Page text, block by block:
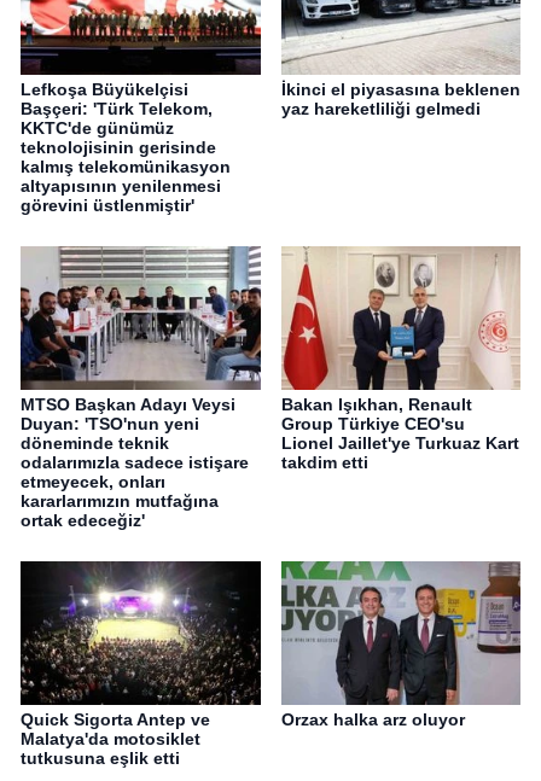
Lefkoşa Büyükelçisi
Başçeri: 'Türk Telekom,
KKTC'de günümüz
teknolojisinin gerisinde
kalmış telekomünikasyon
altyapısının yenilenmesi
görevini üstlenmiştir'
İkinci el piyasasına beklenen
yaz hareketliliği gelmedi
MTSO Başkan Adayı Veysi
Duyan: 'TSO'nun yeni
döneminde teknik
odalarımızla sadece istişare
etmeyecek, onları
kararlarımızın mutfağına
ortak edeceğiz'
Bakan Işıkhan, Renault
Group Türkiye CEO'su
Lionel Jaillet'ye Turkuaz Kart
takdim etti
Quick Sigorta Antep ve
Malatya'da motosiklet
tutkusuna eşlik etti
Orzax halka arz oluyor